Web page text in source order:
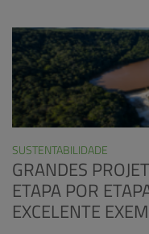
SUSTENTABILIDADE
GRANDES
ETAPA POR
EXCELENTE